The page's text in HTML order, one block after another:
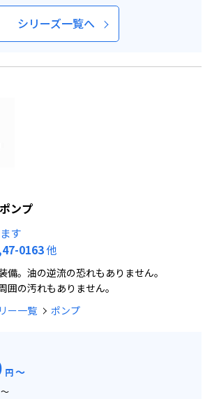
シリーズ一覧へ
ンプ
す
0163他
備。油の逆流の恐れもありません。
囲の汚れもありません。
ー一覧 ポンプ
円～